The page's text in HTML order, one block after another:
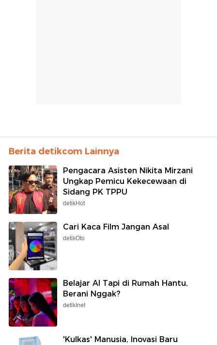
Berita detikcom Lainnya
Pengacara Asisten Nikita Mirzani
Ungkap Pemicu Kekecewaan di
Sidang PK TPPU
detikHot
Cari Kaca Film Jangan Asal
detikOto
Belajar AI Tapi di Rumah Hantu,
Berani Nggak?
detikInet
'Kulkas' Manusia, Inovasi Baru